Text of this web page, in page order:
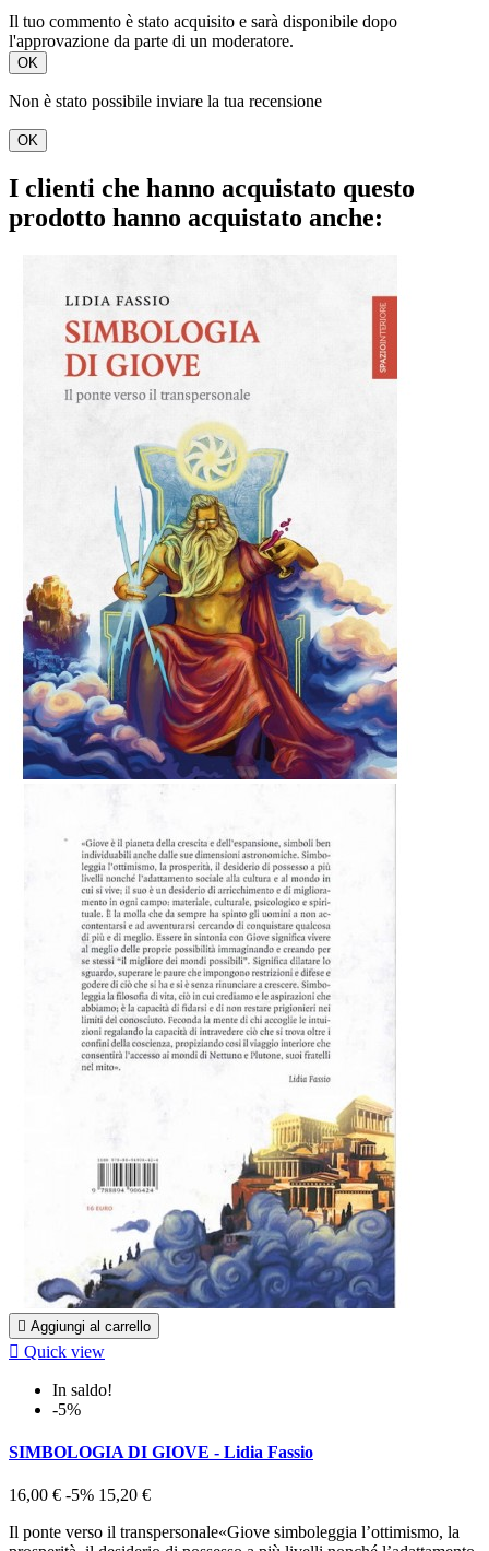
Il tuo commento è stato acquisito e sarà disponibile dopo
l'approvazione da parte di un moderatore.
OK
Non è stato possibile inviare la tua recensione
OK
I clienti che hanno acquistato questo
prodotto hanno acquistato anche:
 Aggiungi al carrello
 Quick view
In saldo!
-5%
SIMBOLOGIA DI GIOVE - Lidia Fassio
16,00 € -5% 15,20 €
Il ponte verso il transpersonale«Giove simboleggia l’ottimismo, la